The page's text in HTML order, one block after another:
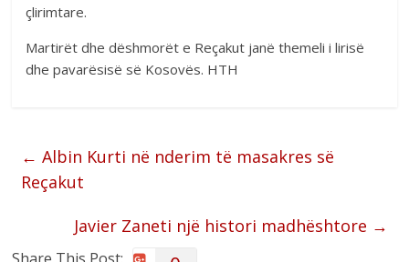
çlirimtare.
Martirët dhe dëshmorët e Reçakut janë themeli i lirisë
dhe pavarësisë së Kosovës. HTH
← Albin Kurti në nderim të masakres së
Reçakut
Javier Zaneti një histori madhështore →